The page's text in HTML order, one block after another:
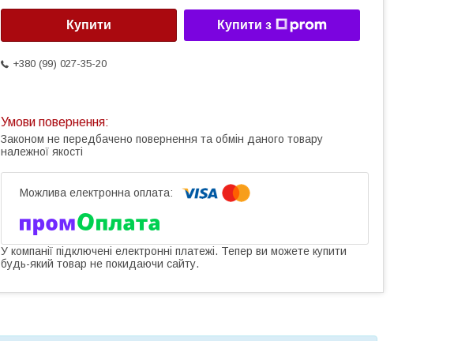
Купити Купити з
+380 (99) 027-35-20
Законом не передбачено повернення та обмін даного товару
належної якості
У компанії підключені електронні платежі. Тепер ви можете купити
будь-який товар не покидаючи сайту.